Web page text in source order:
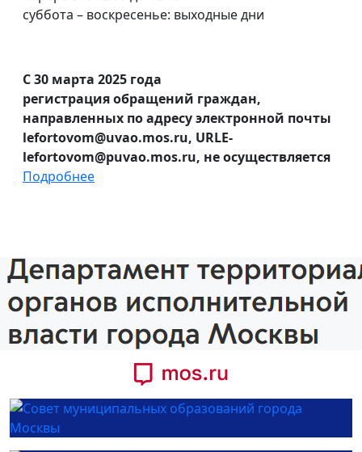
суббота – воскресенье: выходные дни
С 30 марта 2025 года
регистрация обращений граждан,
направленных по адресу электронной почты
lefortovom@uvao.mos.ru, URLE-
lefortovom@puvao.mos.ru, не осуществляется
Подробнее